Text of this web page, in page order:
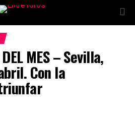
DEL MES – Sevilla,
Con la